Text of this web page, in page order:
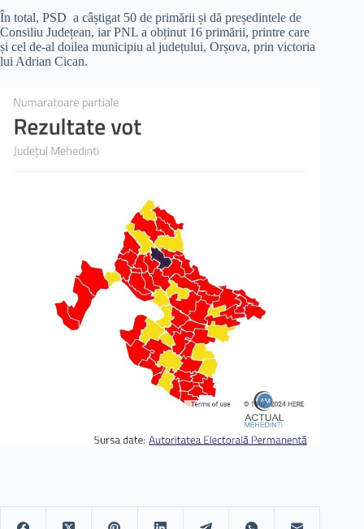
În total, PSD a câștigat 50 de primării și dă președintele de
Consiliu Județean, iar PNL a obținut 16 primării, printre care
și cel de-al doilea municipiu al județului, Orșova, prin victoria
lui Adrian Cican.